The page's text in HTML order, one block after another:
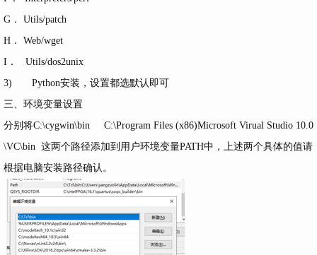
G． Utils/patch
H． Web/wget
I． Utils/dos2unix
3) Python安装，设置都选默认即可
三、环境变量设置
分别将C:\cygwin\bin C:\Program Files (x86)Microsoft Virual Studio 10.0
\VC\bin 这两个路径添加到用户环境变量PATH中，上述两个具体的值请
根据电脑安装路径确认。